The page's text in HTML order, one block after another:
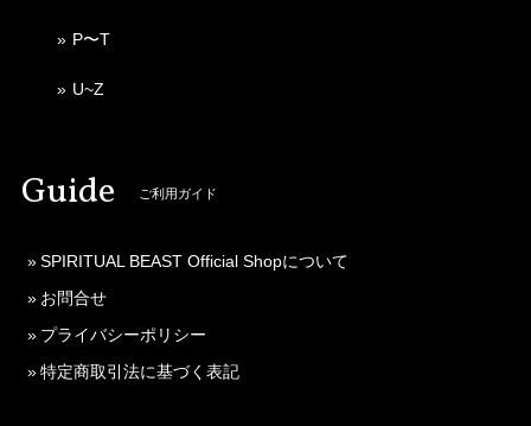
P〜T
U~Z
Guide ご利用ガイド
SPIRITUAL BEAST Official Shopについて
お問合せ
プライバシーポリシー
特定商取引法に基づく表記